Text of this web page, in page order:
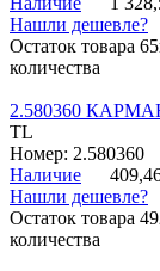
Нашли дешевле?
Остаток товара
количества
2.580360
TL
Номер: 2.580360
Наличие
Нашли дешевле?
Остаток товара
количества